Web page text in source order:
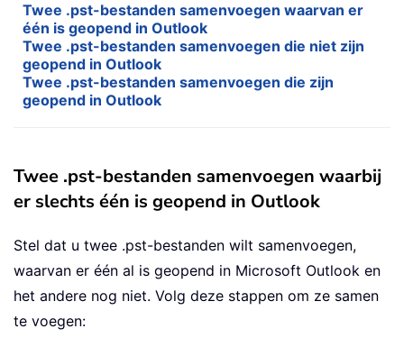
Twee .pst-bestanden samenvoegen waarvan er
één is geopend in Outlook
Twee .pst-bestanden samenvoegen die niet zijn
geopend in Outlook
Twee .pst-bestanden samenvoegen die zijn
geopend in Outlook
Twee .pst-bestanden samenvoegen waarbij
er slechts één is geopend in Outlook
Stel dat u twee .pst-bestanden wilt samenvoegen,
waarvan er één al is geopend in Microsoft Outlook en
het andere nog niet. Volg deze stappen om ze samen
te voegen: